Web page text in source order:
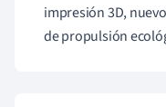
impresión 3D,
de propulsión